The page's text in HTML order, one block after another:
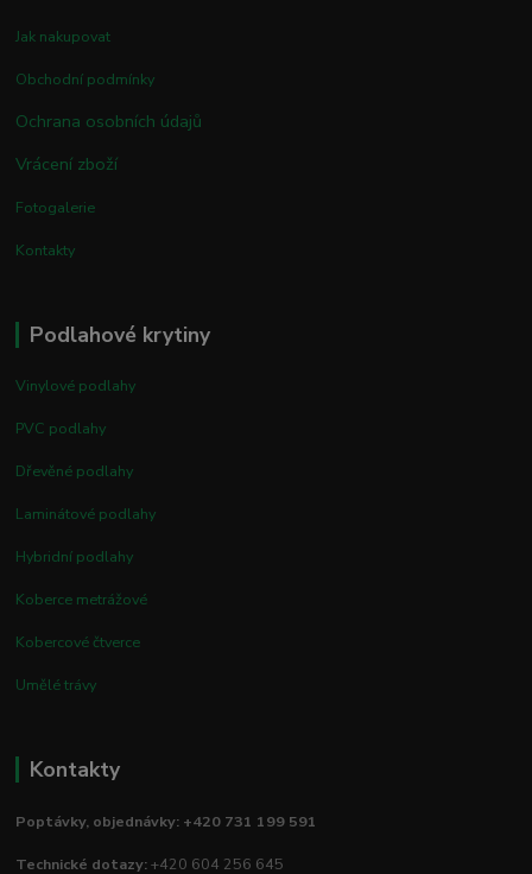
Jak nakupovat
Obchodní podmínky
Ochrana osobních údajů
Vrácení zboží
Fotogalerie
Kontakty
Podlahové krytiny
Vinylové podlahy
PVC podlahy
Dřevěné podlahy
Laminátové podlahy
Hybridní podlahy
Koberce metrážové
Kobercové čtverce
Umělé trávy
Kontakty
Poptávky, objednávky: +420 731 199 591
Technické dotazy:+420 604 256 645